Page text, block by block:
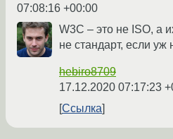
07:08:16 +00:00
W3C – это не ISO, а
не стандарт, если уж
hebiro8709
17.12.2020 07:17:23
Ссылка